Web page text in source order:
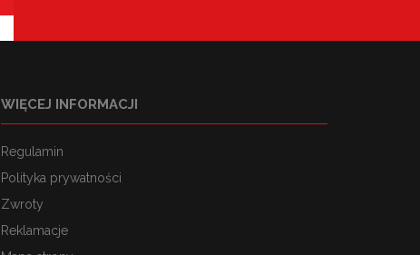
WIĘCEJ INFORMACJI
Regulamin
Polityka prywatności
Zwroty
Reklamacje